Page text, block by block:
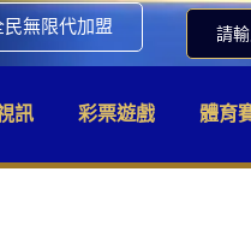
民無限代加盟 請
訊 彩票遊戲 體育